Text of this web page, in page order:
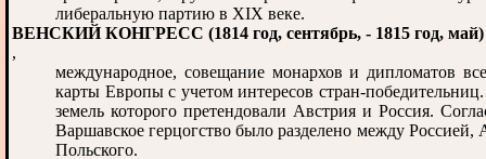
либеральную партию в XIX веке.
ВЕНСКИЙ КОНГРЕСС (1814 год, сентябрь, - 1815 год, май)
,
международное, совещание монархов и дипломатов
карты Европы с учетом интересов стран-
земель которого претендовали Австрия и Россия.
Варшавское герцогство было разделено между Россией,
Польского.